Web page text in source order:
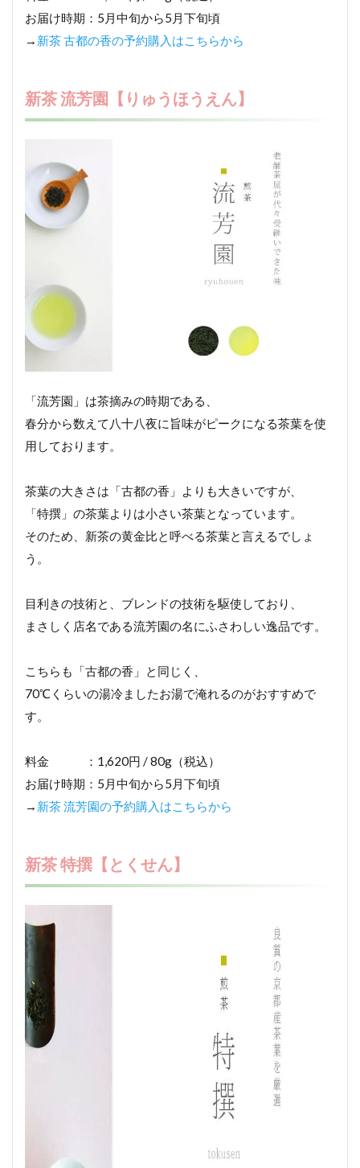
お届け時期：5月中旬から5月下旬頃
→ 新茶 古都の香の予約購入はこちらから
新茶 流芳園【りゅうほうえん】
「流芳園」は茶摘みの時期である、
春分から数えて八十八夜に旨味がピークになる茶葉を使
用しております。
茶葉の大きさは「古都の香」よりも大きいですが、
「特撰」の茶葉よりは小さい茶葉となっています。
そのため、新茶の黄金比と呼べる茶葉と言えるでしょ
う。
目利きの技術と、ブレンドの技術を駆使しており、
まさしく店名である流芳園の名にふさわしい逸品です。
こちらも「古都の香」と同じく、
70℃くらいの湯冷ましたお湯で淹れるのがおすすめで
す。
料金 ：1,620円 / 80g（税込）
お届け時期：5月中旬から5月下旬頃
→ 新茶 流芳園の予約購入はこちらから
新茶 特撰【とくせん】